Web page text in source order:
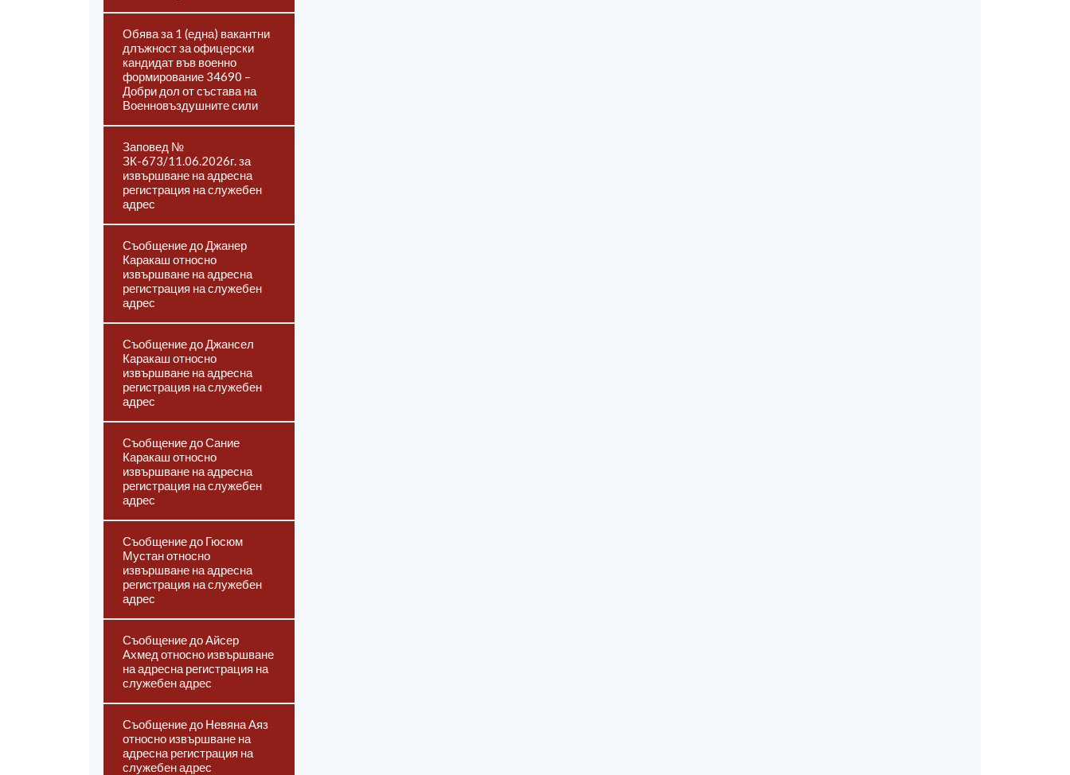
Обява за 1 (една) вакантни
длъжност за офицерски
кандидат във военно
формирование 34690 –
Добри дол от състава на
Военновъздушните сили
Заповед №
ЗК-673/11.06.2026г. за
извършване на адресна
регистрация на служебен
адрес
Съобщение до Джанер
Каракаш относно
извършване на адресна
регистрация на служебен
адрес
Съобщение до Джансел
Каракаш относно
извършване на адресна
регистрация на служебен
адрес
Съобщение до Сание
Каракаш относно
извършване на адресна
регистрация на служебен
адрес
Съобщение до Гюсюм
Мустан относно
извършване на адресна
регистрация на служебен
адрес
Съобщение до Айсер
Ахмед относно извършване
на адресна регистрация на
служебен адрес
Съобщение до Невяна Аяз
относно извършване на
адресна регистрация на
служебен адрес